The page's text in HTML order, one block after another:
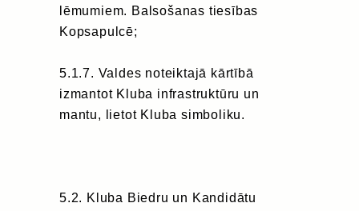
lēmumiem. Balsošanas tiesības
Kopsapulcē;
5.1.7. Valdes noteiktajā kārtībā
izmantot Kluba infrastruktūru un
mantu, lietot Kluba simboliku.
5.2. Kluba Biedru un Kandidātu